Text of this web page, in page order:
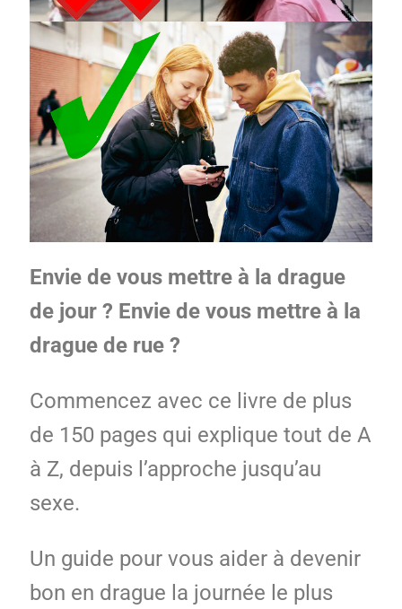
Envie de vous mettre à la drague
de jour ? Envie de vous mettre à la
drague de rue ?
Commencez avec ce livre de plus
de 150 pages qui explique tout de A
à Z, depuis l’approche jusqu’au
sexe.
Un guide pour vous aider à devenir
bon en drague la journée le plus